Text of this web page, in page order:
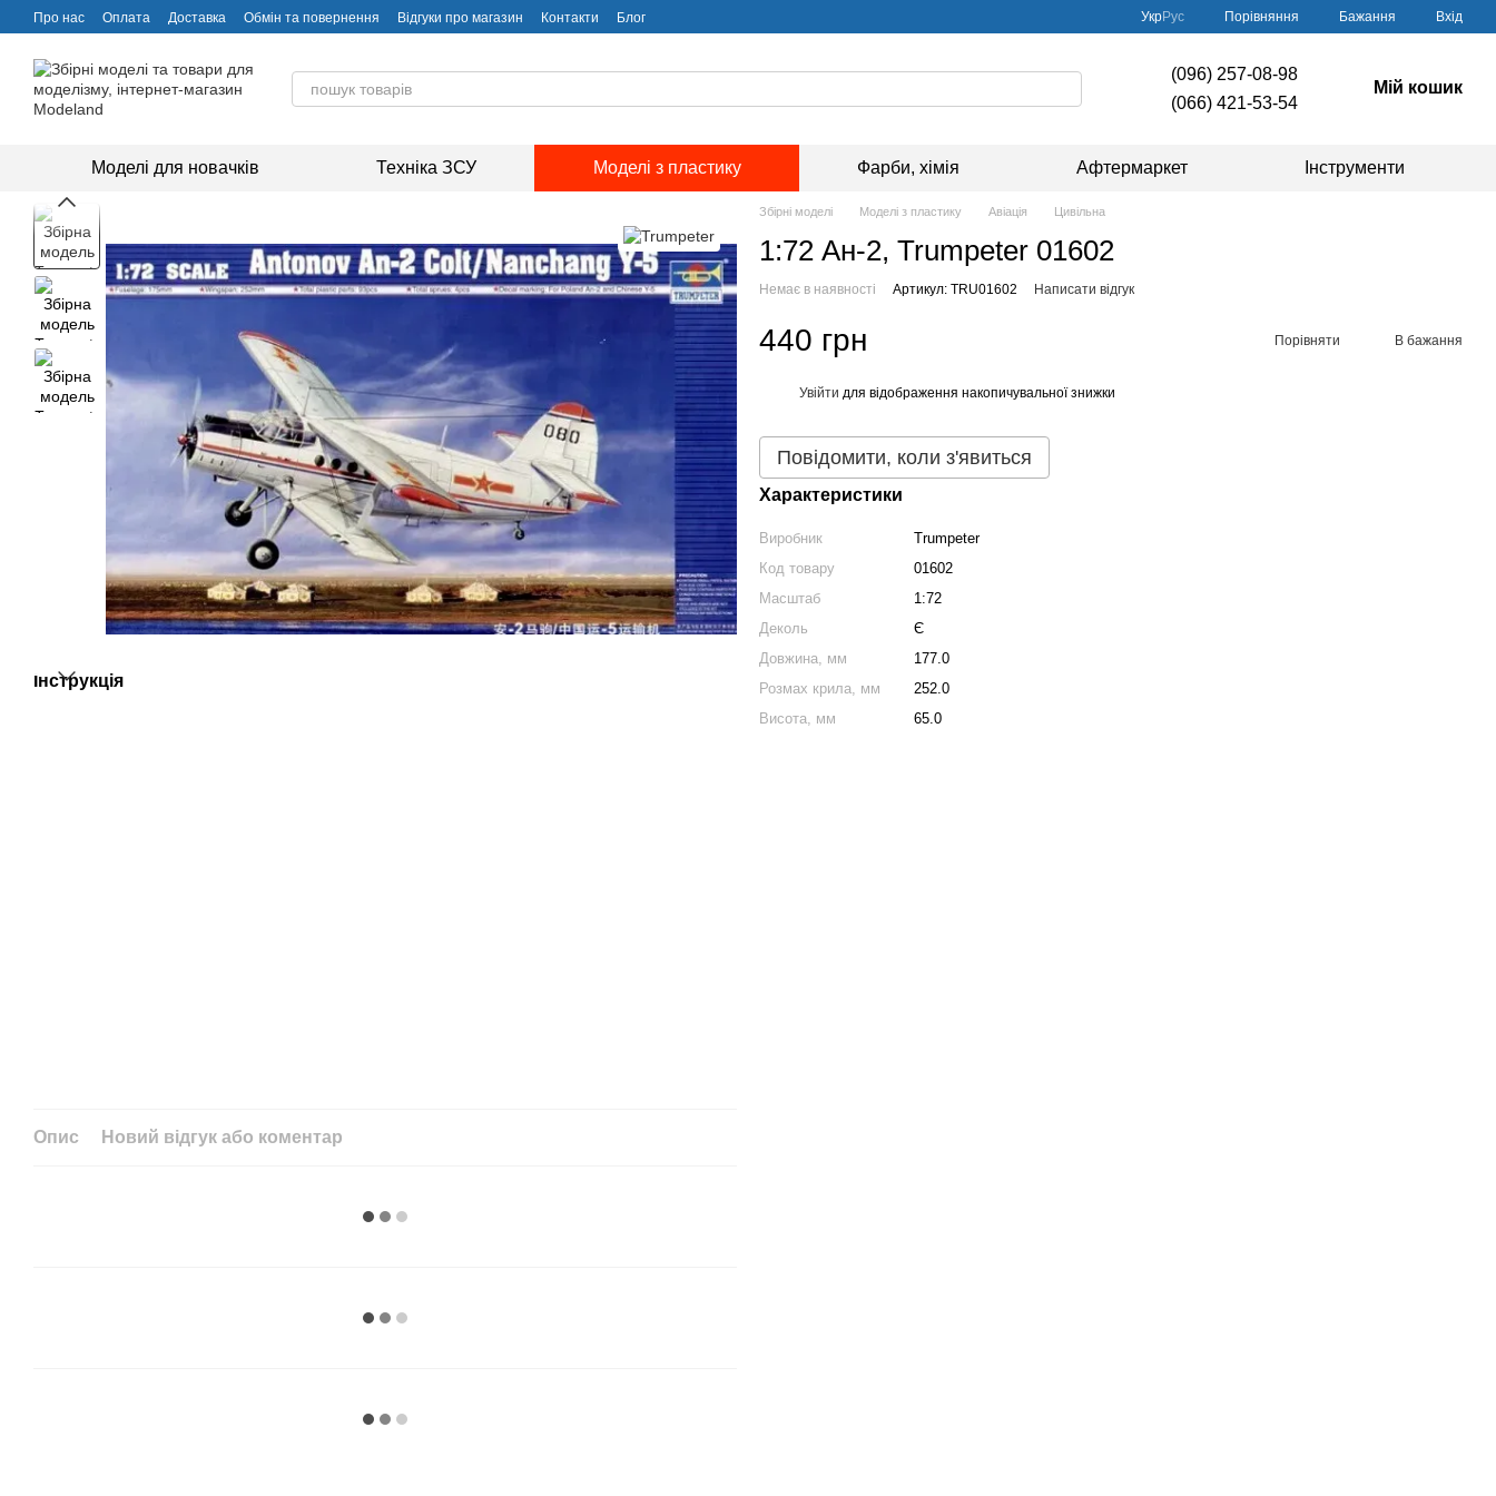
Перейти до основного контенту
Про нас Оплата Доставка Обмін та повернення Відгуки про магазин Контакти Блог УкрРус Порівняння Бажання Вхід
(096) 257-08-98
(066) 421-53-54
Мій кошик
Моделі для новачків Техніка ЗСУ Моделі з пластику Фарби, хімія Афтермаркет Інструменти
Інструкція
Опис Новий відгук або коментар
Збірні моделі Моделі з пластику Авіація Цивільна
1:72 Ан-2, Trumpeter 01602
Немає в наявності Артикул: TRU01602 Написати відгук
440 грн Порівняти В бажання
Увійти для відображення накопичувальної знижки
Повідомити, коли з'явиться
Характеристики
Виробник
Trumpeter
Код товару
01602
Масштаб
1:72
Деколь
Є
Довжина, мм
177.0
Розмах крила, мм
252.0
Висота, мм
65.0